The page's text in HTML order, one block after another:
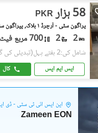
PKR 58 ہزار
پراگون سٹی - آرچرڈ ١ بلاک, پیراگون سٹی
2
2 700 مربع فیٹ
شامل کی:2 ہفتے پہل (تبدیلی کی گئی:23
ایس ایم ایس کال
این ایس آئی ٹی سٹی - ڈی
Zameen EON